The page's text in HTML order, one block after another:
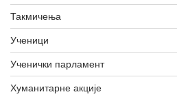
Такмичења
Ученици
Ученички парламент
Хуманитарне акције